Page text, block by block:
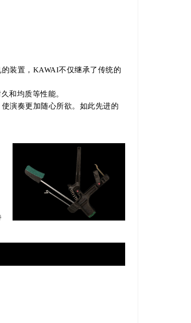
装置，KAWAI不仅继承了传统的
和均质等性能。
演奏更加随心所欲。如此先进的